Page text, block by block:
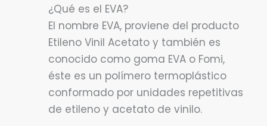
¿Qué es el EVA?
El nombre EVA, proviene del producto
Etileno Vinil Acetato y también es
conocido como goma EVA o Fomi,
éste es un polímero termoplástico
conformado por unidades repetitivas
de etileno y acetato de vinilo.